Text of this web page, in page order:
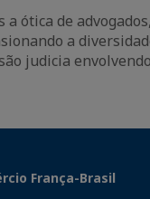
ótica de
a
judicia
França-Brasil